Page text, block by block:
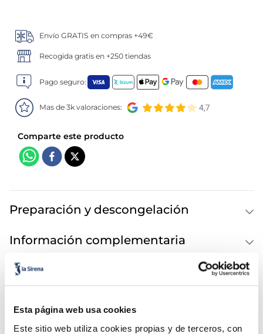
Esta página web usa cookies
Este sitio web utiliza cookies propias y de terceros, con
Envío GRATIS en compras +49€
Recogida gratis en +250 tiendas
Pago seguro:
Mas de 3k valoraciones:
Preparación y descongelación
Información complementaria
10 pollo